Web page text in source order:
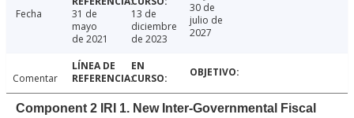
Fecha
31 de
mayo
de 2021
13 de
diciembre
de 2023
30 de
julio de
2027
Comentar
Component 2 IRI 1. New Inter-Governmental Fiscal